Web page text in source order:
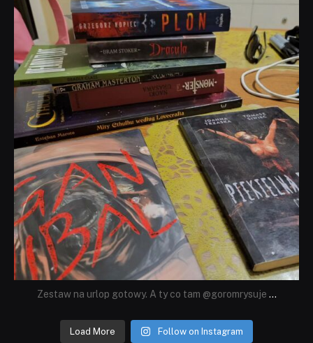
dobryhorror
Lip 31
Zestaw na urlop gotowy. A ty co tam @goromrysuje ...
Load More Follow on Instagram